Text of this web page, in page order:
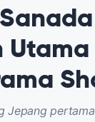
Jepang